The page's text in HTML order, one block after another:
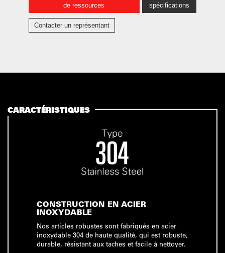
de ressources
spécifications
Contacter un représentant
CARACTÉRISTIQUES
CONSTRUCTION EN ACIER
INOXYDABLE
Nos articles robustes sont fabriqués en acier
inoxydable 304 de haute qualité, qui est robuste,
durable, résistant aux taches et facile à nettoyer.